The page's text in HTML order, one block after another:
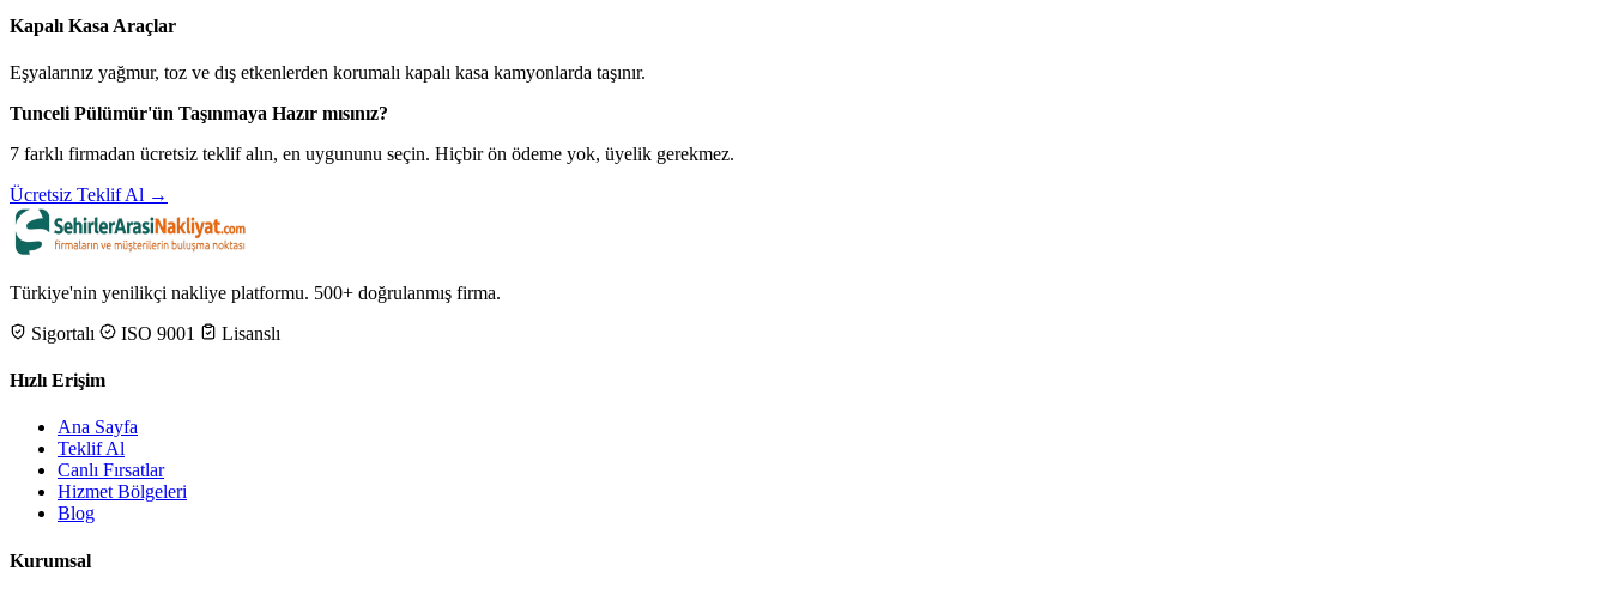
Kapalı Kasa Araçlar
Eşyalarınız yağmur, toz ve dış etkenlerden korumalı kapalı kasa kamyonlarda taşınır.
Tunceli Pülümür'ün Taşınmaya Hazır mısınız?
7 farklı firmadan ücretsiz teklif alın, en uygununu seçin. Hiçbir ön ödeme yok, üyelik gerekmez.
Ücretsiz Teklif Al →
Türkiye'nin yenilikçi nakliye platformu. 500+ doğrulanmış firma.
Sigortalı
ISO 9001 Lisanslı
Hızlı Erişim
Ana Sayfa
Teklif Al
Canlı Fırsatlar
Hizmet Bölgeleri
Blog
Kurumsal